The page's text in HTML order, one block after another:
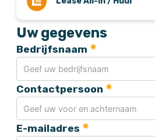
Uw gegevens
Bedrijfsnaam
Contactpersoon
E-mailadres